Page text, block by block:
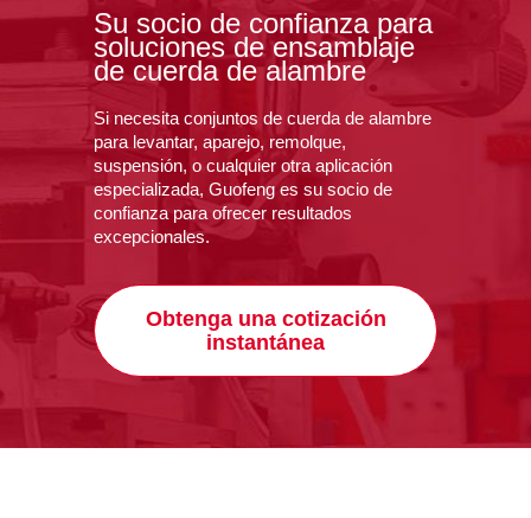
Su socio de confianza para
soluciones de ensamblaje
de cuerda de alambre
Si necesita conjuntos de cuerda de alambre
para levantar, aparejo, remolque,
suspensión, o cualquier otra aplicación
especializada, Guofeng es su socio de
confianza para ofrecer resultados
excepcionales.
Obtenga una cotización
instantánea